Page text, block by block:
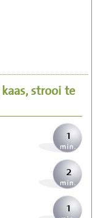
kaas, strooi te
2
1
2
1